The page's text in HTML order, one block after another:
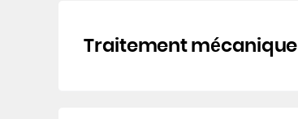
Traitement mécanique